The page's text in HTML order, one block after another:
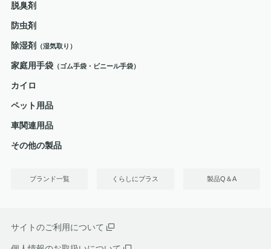
脱臭剤
防虫剤
除湿剤 （湿気取り）
家庭用手袋（ゴム手袋・ビニール手袋）
カイロ
ペット用品
車関連用品
その他の製品
ブランド一覧 くらしにプラス 製品Q＆A
サイトのご利用について